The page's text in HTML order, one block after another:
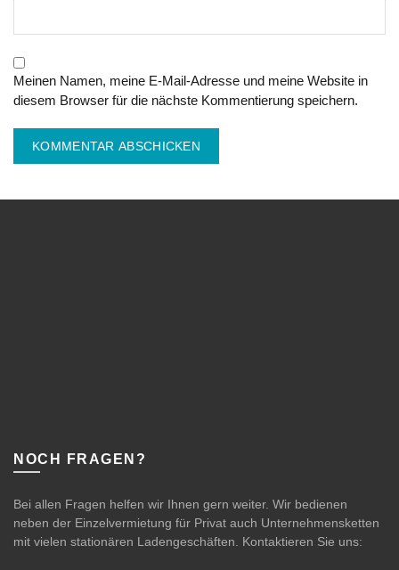
Meinen Namen, meine E-Mail-Adresse und meine Website in
diesem Browser für die nächste Kommentierung speichern.
NOCH FRAGEN?
Bei allen Fragen helfen wir Ihnen gern weiter. Wir bedienen
neben der Einzelvermietung für Privat auch Unternehmensketten
mit vielen stationären Ladengeschäften. Kontaktieren Sie uns: